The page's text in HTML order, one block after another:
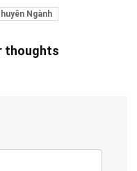
Ngành
thoughts